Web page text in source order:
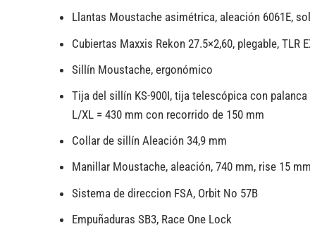
Llantas Moustache asimétrica, aleación 6061E,
Cubiertas Maxxis Rekon 27.5×2,60, plegable, TLR
Sillín Moustache, ergonómico
Tija del sillín KS-900I, tija telescópica con
L/XL = 430 mm con recorrido de 150 mm
Collar de sillín Aleación 34,9 mm
Manillar Moustache, aleación, 740 mm, rise 15
Sistema de direccion FSA, Orbit No 57B
Empuñaduras SB3, Race One Lock